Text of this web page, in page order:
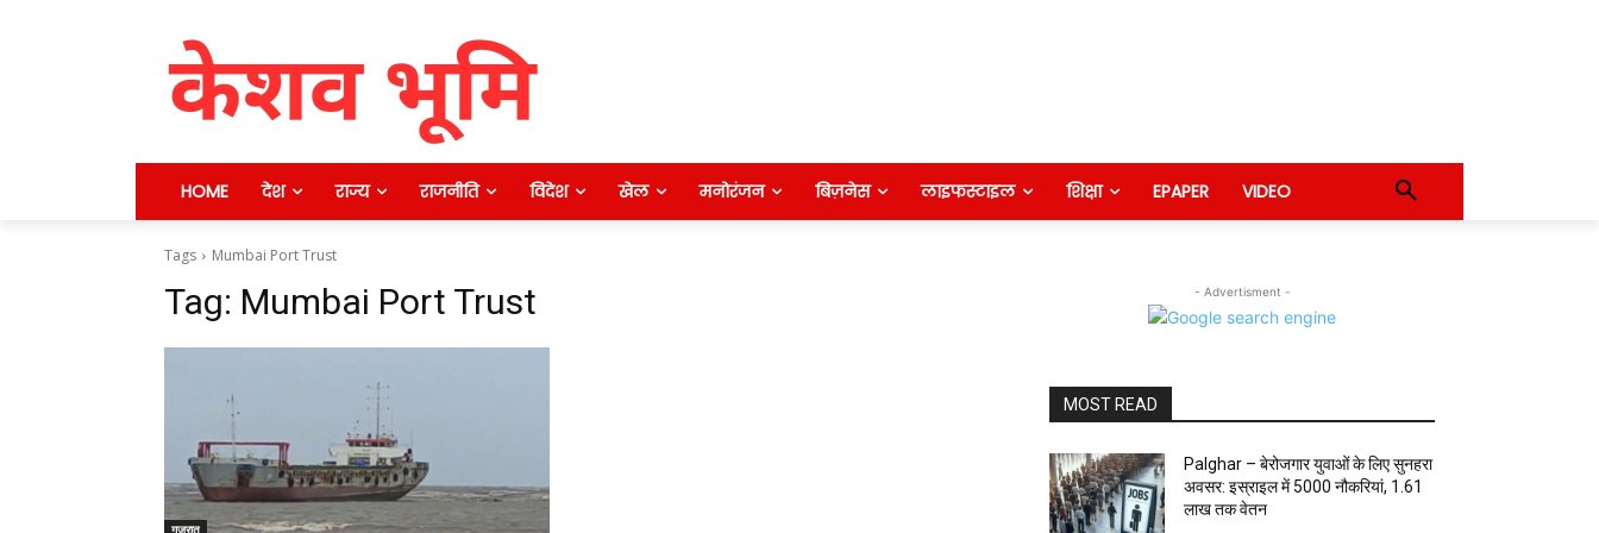
HOME देश राज्य राजनीति विदेश खेल मनोरंजन बिज़नेस लाइफस्टाइल शिक्षा EPAPER VIDEO
Tags Mumbai Port Trust
Tag: Mumbai Port Trust
गुजरात
- Advertisment -
MOST READ
Palghar – बेरोजगार युवाओं के लिए सुनहरा
अवसर: इस्राइल में 5000 नौकरियां, ₹1.61
लाख तक वेतन